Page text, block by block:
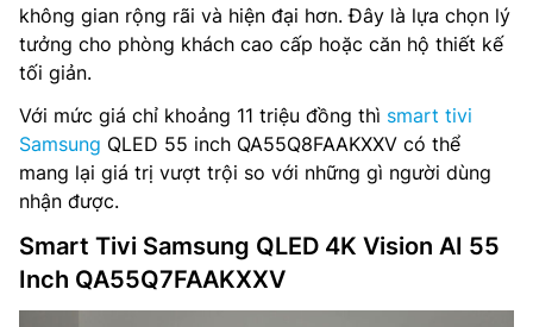
không gian rộng rãi và hiện đại hơn. Đây là lựa chọn lý
tưởng cho phòng khách cao cấp hoặc căn hộ thiết kế
tối giản.
Với mức giá chỉ khoảng 11 triệu đồng thì smart tivi
Samsung QLED 55 inch QA55Q8FAAKXXV có thể
mang lại giá trị vượt trội so với những gì người dùng
nhận được.
Smart Tivi Samsung QLED 4K Vision AI 55
Inch QA55Q7FAAKXXV